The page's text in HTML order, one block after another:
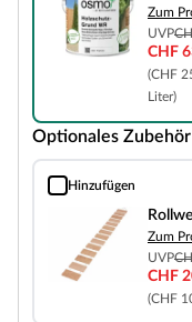
Zum
UVP
CHF
(CHF
Liter)
Optionales Zubehör
Hinzufügen
Rollwege Lärche Natur
Zum
UVP
CHF
(CHF